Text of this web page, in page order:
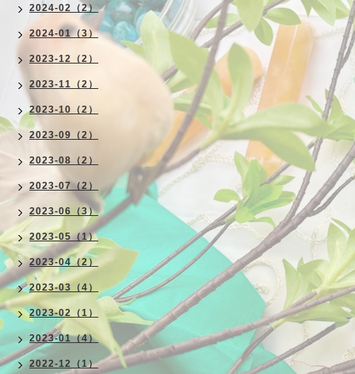
2024-02（2）
2024-01（3）
2023-12（2）
2023-11（2）
2023-10（2）
2023-09（2）
2023-08（2）
2023-07（2）
2023-06（3）
2023-05（1）
2023-04（2）
2023-03（4）
2023-02（1）
2023-01（4）
2022-12（1）